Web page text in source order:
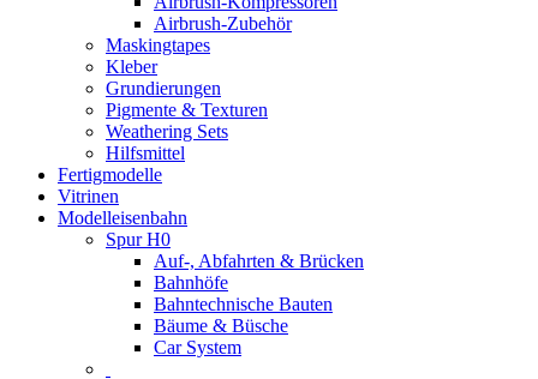
Airbrush-Zubehör
Maskingtapes
Kleber
Grundierungen
Pigmente & Texturen
Weathering Sets
Hilfsmittel
Fertigmodelle
Vitrinen
Modelleisenbahn
Spur H0
Auf-, Abfahrten & Brücken
Bahnhöfe
Bahntechnische Bauten
Bäume & Büsche
Car System